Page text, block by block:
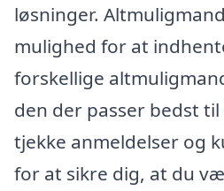
løsninger.
mulighed for at
forskellige
den der passer bedst
tjekke anmeldelser og
for at sikre dig, at du